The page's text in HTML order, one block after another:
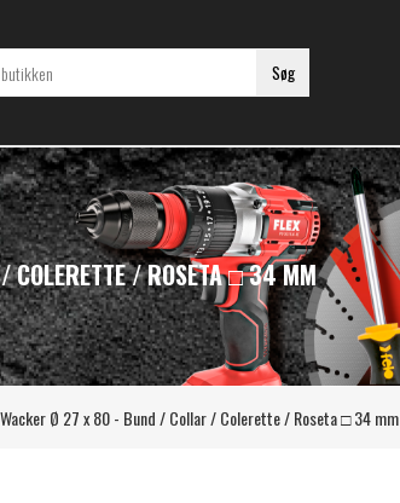
Søg
Ø 27 x 80 - Bund / Collar / Colerette / Roseta □ 34 mm
/ ROSETA □ 34 MM